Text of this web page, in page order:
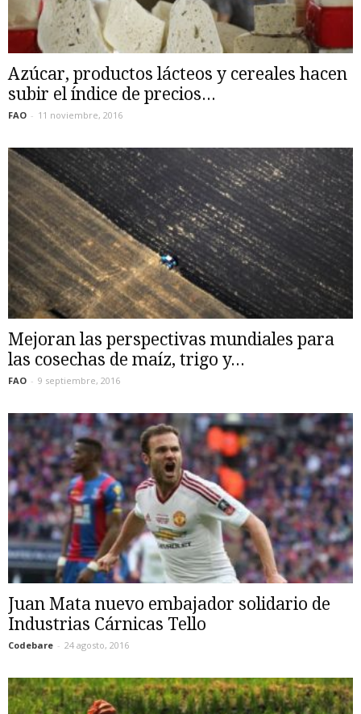
Azúcar, productos lácteos y cereales hacen
subir el índice de precios...
FAO - 11 noviembre, 2016
Mejoran las perspectivas mundiales para
las cosechas de maíz, trigo y...
FAO - 9 septiembre, 2016
Juan Mata nuevo embajador solidario de
Industrias Cárnicas Tello
Codebare - 24 agosto, 2016